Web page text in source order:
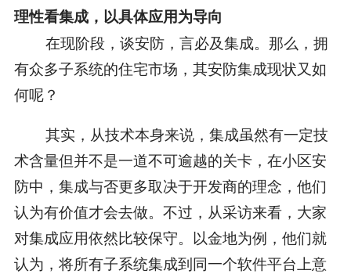
理性看集成，以具体应用为导向
在现阶段，谈安防，言必及集成。那么，拥
有众多子系统的住宅市场，其安防集成现状又如
何呢？
其实，从技术本身来说，集成虽然有一定技
术含量但并不是一道不可逾越的关卡，在小区安
防中，集成与否更多取决于开发商的理念，他们
认为有价值才会去做。不过，从采访来看，大家
对集成应用依然比较保守。以金地为例，他们就
认为，将所有子系统集成到同一个软件平台上意